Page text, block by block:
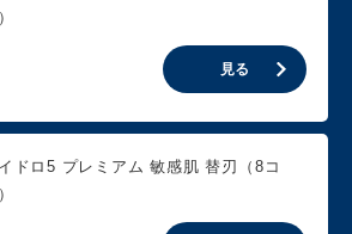
見る
ドロ5 プレミアム 敏感肌 替刃（8コ